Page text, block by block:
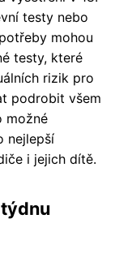
testy nebo
mohou
testy, které
rizik pro
podrobit všem
možné
nejlepší
i jejich dítě.